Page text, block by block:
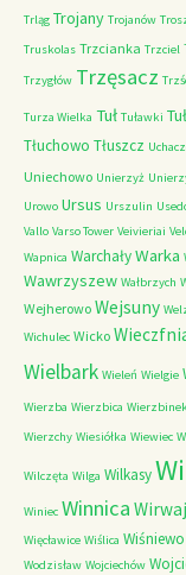
Trląg Trojany Trojanów
Truskolas Trzcianka Trzciel
Trzygłów Trzęsacz
Turza Wielka Tuł Tuławki
Tłuchowo Tłuszcz
Uniechowo Unierzyż
Urowo Ursus Urszulin
Vallo Varso Tower Veivieriai
Wapnica WarchałyWarka
Wawrzyszew Wałbrzych
Wejherowo Wejsuny
Wichulec Wicko
Wielbark Wieleń Wielgie
Wierzba Wierzbica
Wierzchy Wiesiółka Wiewiec
Wilczęta Wilga Wilkasy
Winiec Winnica
Więcławice Wiślica Wiśniewo
Wodzisław Wojciechów